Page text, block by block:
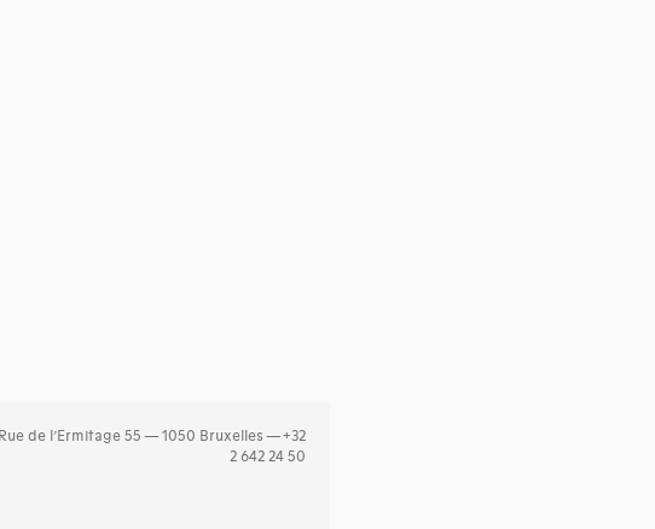
de l’Ermitage 55 — 1050 Bruxelles — +32
2 642 24 50